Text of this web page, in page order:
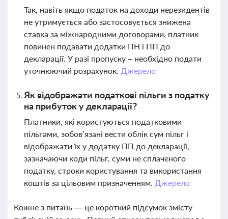
Так, навіть якщо податок на доходи нерезидентів
не утримується або застосовується знижена
ставка за міжнародними договорами, платник
повинен подавати додатки ПН і ПП до
декларації. У разі пропуску – необхідно подати
уточнюючий розрахунок. Джерело
Як відображати податкові пільги з податку
на прибуток у декларації?
Платники, які користуються податковими
пільгами, зобов’язані вести облік сум пільг і
відображати їх у додатку ПП до декларації,
зазначаючи коди пільг, суми не сплаченого
податку, строки користування та використання
коштів за цільовим призначенням. Джерело
Кожне з питань — це короткий підсумок змісту